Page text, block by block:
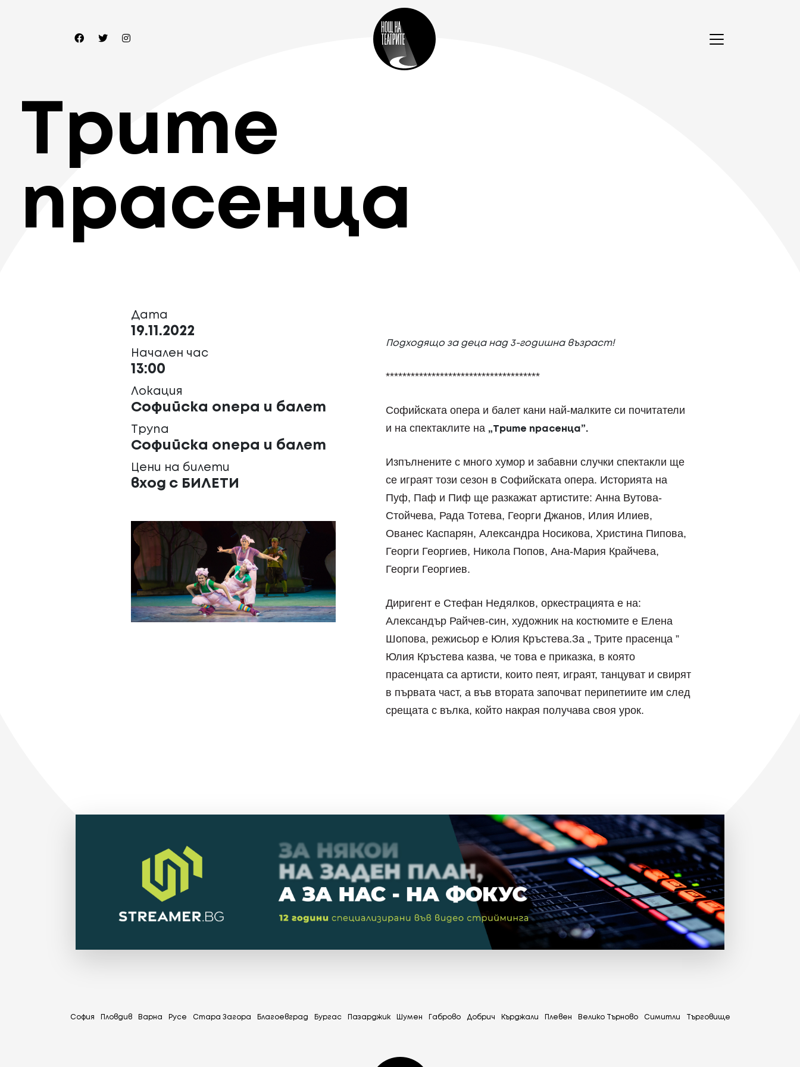
Трите
прасенца
Дата
19.11.2022
Начален час
13:00
Локация
Софийска опера и балет
Трупа
Софийска опера и балет
Цени на билети
вход с БИЛЕТИ
Подходящо за деца над 3-годишна възраст!
*************************************
Софийската опера и балет кани най-малките си почитатели
и на спектаклите на „Трите прасенца”.
Изпълнените с много хумор и забавни случки спектакли ще
се играят този сезон в Софийската опера. Историята на
Пуф, Паф и Пиф ще разкажат артистите: Анна Вутова-
Стойчева, Рада Тотева, Георги Джанов, Илия Илиев,
Ованес Каспарян, Александра Носикова, Христина Пипова,
Георги Георгиев, Никола Попов, Ана-Мария Крайчева,
Георги Георгиев.
Диригент е Стефан Недялков, оркестрацията е на:
Александър Райчев-син, художник на костюмите е Елена
Шопова, режисьор е Юлия Кръстева.За „ Трите прасенца ”
Юлия Кръстева казва, че това е приказка, в която
прасенцата са артисти, които пеят, играят, танцуват и свирят
в първата част, а във втората започват перипетиите им след
срещата с вълка, който накрая получава своя урок.
София Пловдив Варна Русе Стара Загора Благоевград Бургас Пазарджик Шумен Габрово Добрич Кърджали Плевен Велико Търново Симитли Tърговище